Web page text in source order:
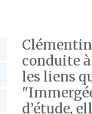
conduite
les liens
d’étude,